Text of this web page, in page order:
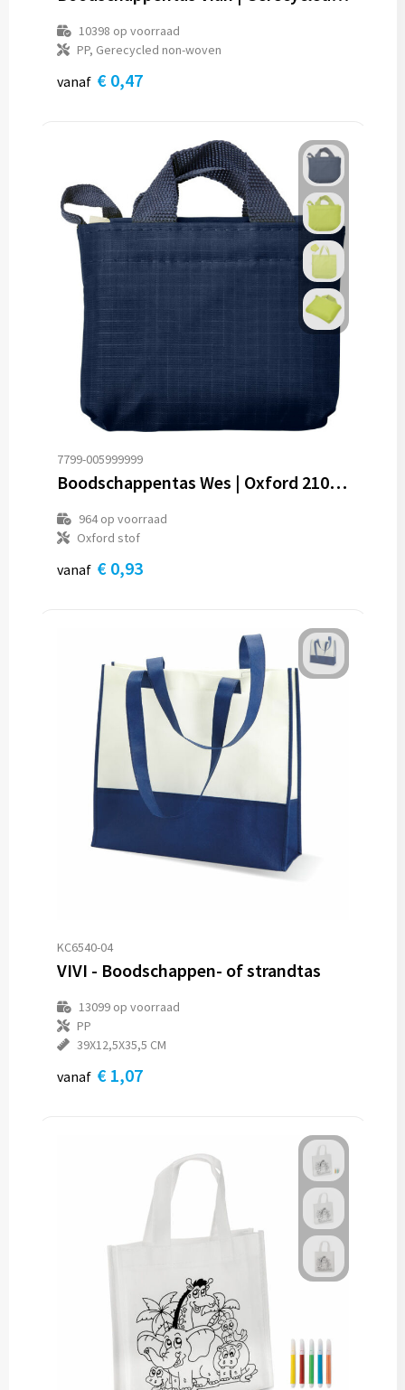
10398 op voorraad
PP, Gerecycled non-woven
vanaf € 0,47
7799-005999999
Boodschappentas Wes | Oxford 210D | Opvouwbaar
964op voorraad
Oxford stof
vanaf € 0,93
KC6540-04
VIVI - Boodschappen- of strandtas
13099op voorraad
PP
39X12,5X35,5 CM
vanaf € 1,07